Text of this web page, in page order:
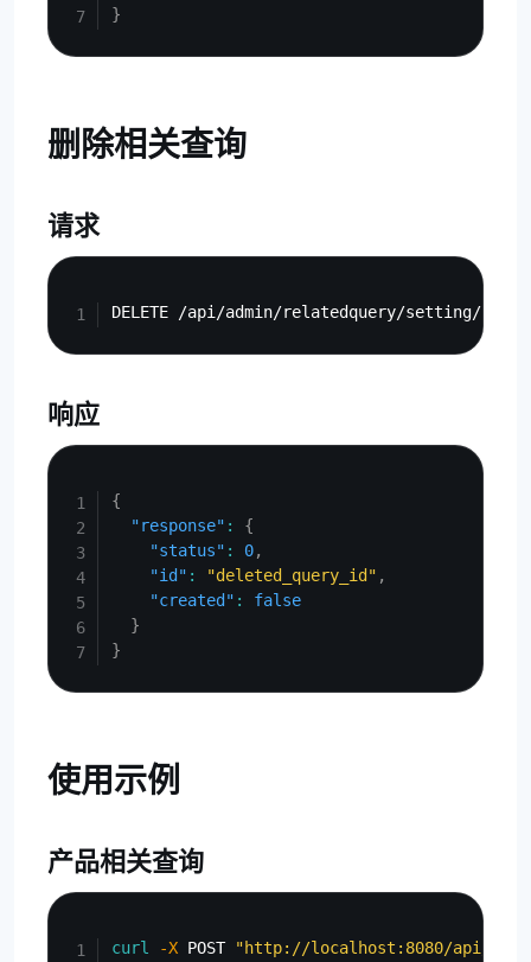
}
删除相关查询
请求
响应
{
"response" :
{
"status" : 0,
"id" : "deleted_query_id" ,
"created" :
false
}
}
使用示例
产品相关查询
curl -X POST "http://localhost:8080/api/